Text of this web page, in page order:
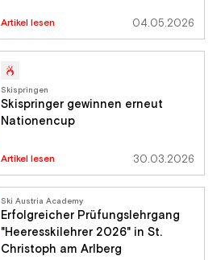
Artikel lesen 04.05.2026
Skispringen
Skispringer gewinnen erneut
Nationencup
Artikel lesen 30.03.2026
Ski Austria Academy
Erfolgreicher Prüfungslehrgang
"Heeresskilehrer 2026" in St.
Christoph am Arlberg